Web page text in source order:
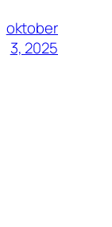
oktober
3, 2025